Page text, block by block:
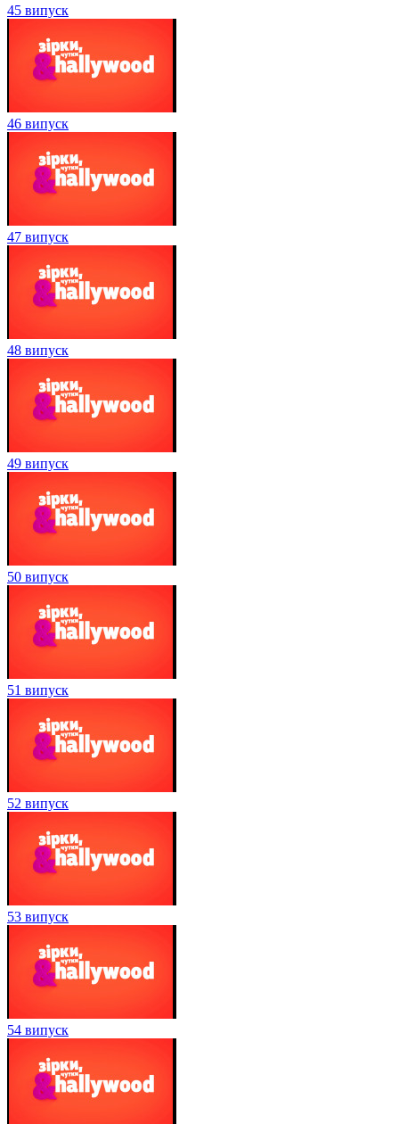
45 випуск
46 випуск
47 випуск
48 випуск
49 випуск
50 випуск
51 випуск
52 випуск
53 випуск
54 випуск